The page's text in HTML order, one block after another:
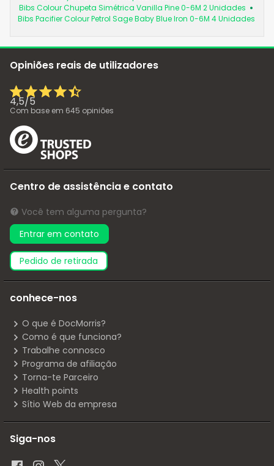
Bibs Colour Chupeta Simétrica Vanilla Pine 0-6M 2 Unidades
Bibs Pacifier Colour Petrol Sage Baby Blue Iron 0-6M 4 Unidades
Opiniões reais de utilizadores
4,5/5
Com base em 645 opiniões
Centro de assistência e contato
Você tem alguma pergunta?
Entrar em contato
pedido de retirada
conhece-nos
O que é DocMorris?
Como é que funciona?
Trabalhe connosco
Programa de afiliação
Torna-te Parceiro
Health points
Sítio Web da empresa
Siga-nos